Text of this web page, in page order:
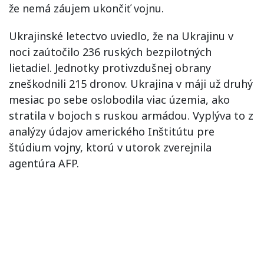
že nemá záujem ukončiť vojnu.
Ukrajinské letectvo uviedlo, že na Ukrajinu v
noci zaútočilo 236 ruských bezpilotných
lietadiel. Jednotky protivzdušnej obrany
zneškodnili 215 dronov. Ukrajina v máji už druhý
mesiac po sebe oslobodila viac územia, ako
stratila v bojoch s ruskou armádou. Vyplýva to z
analýzy údajov amerického Inštitútu pre
štúdium vojny, ktorú v utorok zverejnila
agentúra AFP.